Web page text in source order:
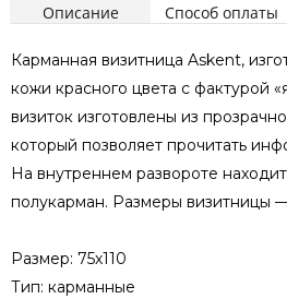
Описание Способ оплаты
Карманная визитница Askent,
кожи красного цвета с фактурой
визиток изготовлены из
который позволяет прочитать
На внутреннем развороте
полукарман. Размеры визитницы
Размер: 75х110
Тип: карманные